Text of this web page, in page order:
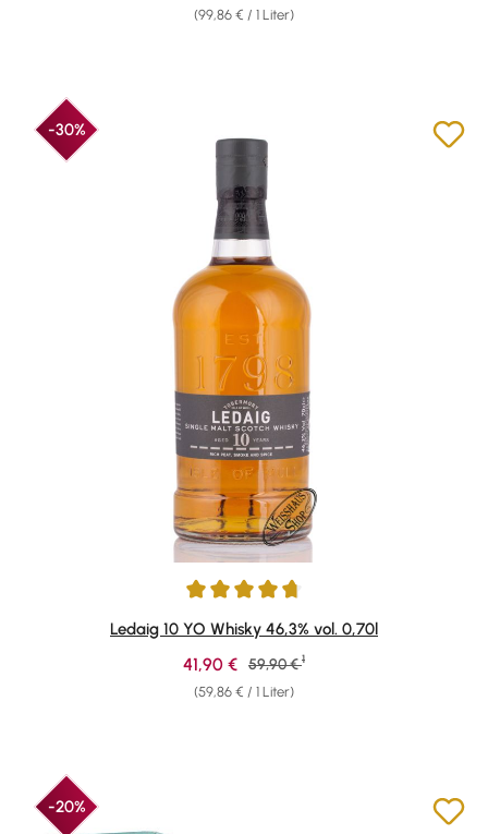
(99,86 € / 1 Liter)
-30%
Durchschnittliche Bewertung von 4.78 von 5 Sternen
Ledaig 10 YO Whisky 46,3% vol. 0,70l
(59,86 € / 1 Liter)
Verkaufspreis:
41,90 € Regulärer Preis:
59,90 € 1
-20%